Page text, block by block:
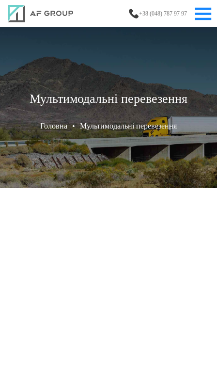
+38 (048) 787 97 97
Мультимодальні перевезення
Головна • Мультимодальні перевезення